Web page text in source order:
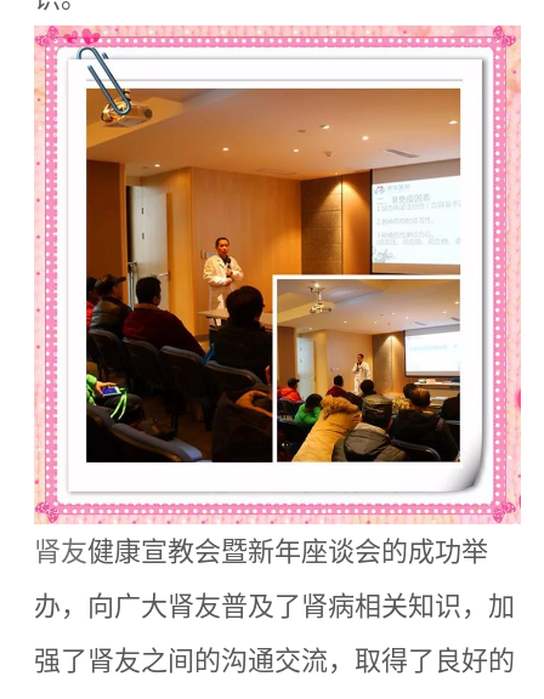
肾友健康宣教会暨新年座谈会的成功举
办，向广大肾友普及了肾病相关知识，加
强了肾友之间的沟通交流，取得了良好的